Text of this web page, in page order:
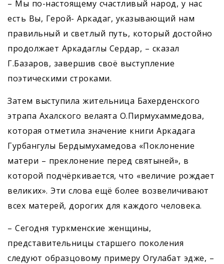
– Мы по-настоящему счастливый народ, у нас
есть Вы, Герой- Аркадаг, указывающий нам
правильный и светлый путь, который достойно
продолжает Аркадаглы Сердар, – сказал
Г.Базаров, завершив своё выступление
поэтическими строками.
Затем выступила жительница Бахерденского
этрапа Ахалского велаята О.Пирмухаммедова,
которая отметила значение книги ­Аркадага
Гурбангулы Бердымухамедова «Поклонение
матери – преклонение перед святыней», в
которой подчёркивается, что «величие рождает
великих». Эти слова ещё более возвеличивают
всех матерей, дорогих для каждого человека.
– Сегодня туркменские женщины,
представительницы старшего поколения
следуют образцовому примеру Огулабат эдже, –